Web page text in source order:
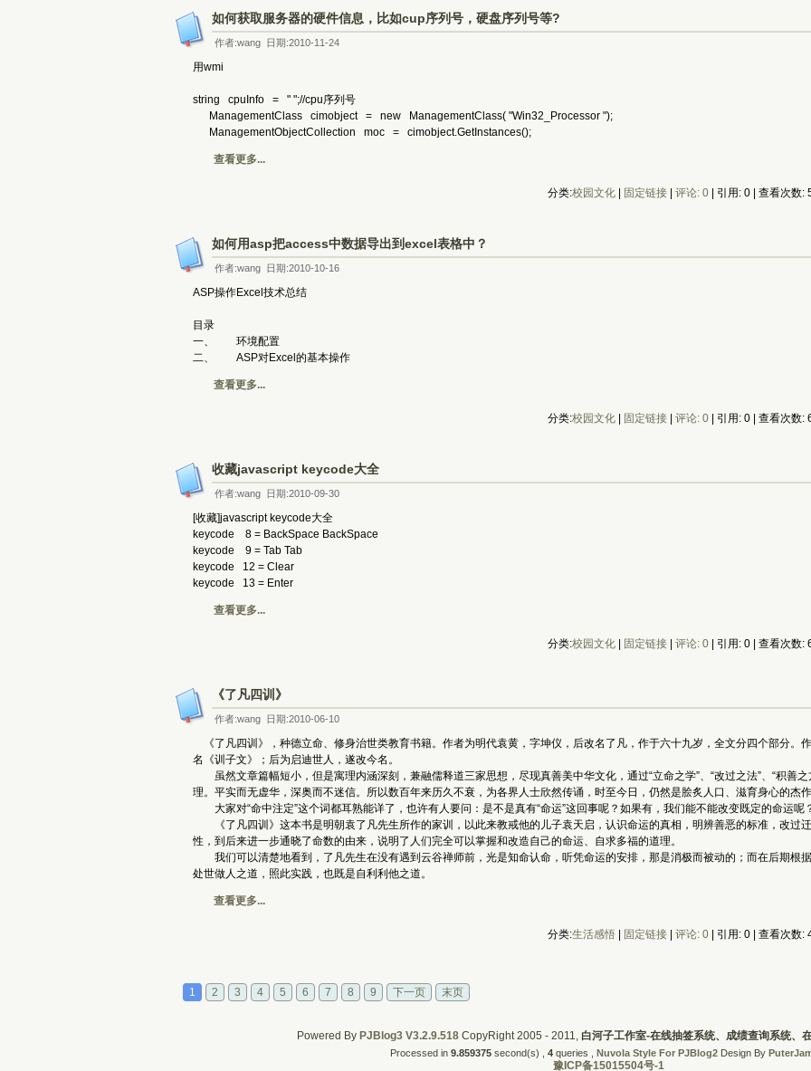
如何获取服务器的硬件信息，比如cup序列号，硬盘序列号等?
作者:wang 日期:2010-11-24
用wmi
string cpuInfo = " ";//cpu序列号
ManagementClass cimobject = new ManagementClass( "Win32_Processor ");
ManagementObjectCollection moc = cimobject.GetInstances();
查看更多...
分类:校园文化| 固定链接| 评论: 0| 引用: 0 | 查看次数:
如何用asp把access中数据导出到excel表格中？
作者:wang 日期:2010-10-16
ASP操作Excel技术总结
目录
一、 环境配置
二、 ASP对Excel的基本操作
查看更多...
分类:校园文化| 固定链接| 评论: 0| 引用: 0 | 查看次数:
收藏javascript keycode大全
作者:wang 日期:2010-09-30
[收藏]javascript keycode大全
keycode 8 = BackSpace BackSpace
keycode 9 = Tab Tab
keycode 12 = Clear
keycode 13 = Enter
查看更多...
分类:校园文化| 固定链接| 评论: 0| 引用: 0 | 查看次数:
《了凡四训》
作者:wang 日期:2010-06-10
《了凡四训》，种德立命、修身治世类教育书籍。作者为明代袁黄，字坤仪，后改名了凡，作于六十九岁，全文分四个部分。
名《训子文》；后为启迪世人，遂改今名。
虽然文章篇幅短小，但是寓理内涵深刻，兼融儒释道三家思想，尽现真善美中华文化，通过“立命之学”、“改过之法”、“积善之
理。平实而无虚华，深奥而不迷信。所以数百年来历久不衰，为各界人士欣然传诵，时至今日，仍然是脍炙人口、滋育身心的杰
大家对“命中注定”这个词都耳熟能详了，也许有人要问：是不是真有“命运”这回事呢？如果有，我们能不能改变既定的命运
《了凡四训》这本书是明朝袁了凡先生所作的家训，以此来教戒他的儿子袁天启，认识命运的真相，明辨善恶的标准，改过
性，到后来进一步通晓了命数的由来，说明了人们完全可以掌握和改造自己的命运、自求多福的道理。
我们可以清楚地看到，了凡先生在没有遇到云谷禅师前，光是知命认命，听凭命运的安排，那是消极而被动的；而在后期根
处世做人之道，照此实践，也既是自利利他之道。
查看更多...
分类:生活感悟| 固定链接| 评论: 0| 引用: 0 | 查看次数:
1 2 3 4 5 6 7 8 9 下一页 末页
Powered By PJBlog3 V3.2.9.518CopyRight 2005 - 2011, 白河子工作室-在线抽签系统、成绩查询系统、
Processed in 9.859375second(s) , 4queries , Nuvola Style For PJBlog2Design By
豫ICP备15015504号-1